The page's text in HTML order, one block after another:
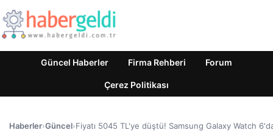
Güncel Haberler Firma Rehberi Forum
Çerez Politikası
Haberler›Güncel›Fiyatı 5045 TL'ye düştü! Samsung Galaxy Watch